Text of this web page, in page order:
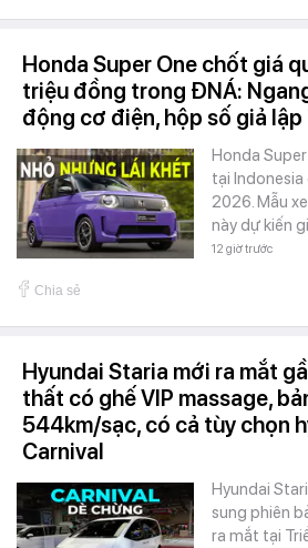
Honda Super One chốt giá
triệu đồng trong ĐNÁ:
động cơ điện, hộp số giả lập
Honda
tại Indonesia
2026. Mẫu
này dự kiến
12 giờ trước
Chia sẻ
Hyundai Staria mới ra mắt
thất có ghế VIP massage,
544km/sạc, có cả tùy chọn
Carnival
Hyundai
sung phiên
ra mắt tại